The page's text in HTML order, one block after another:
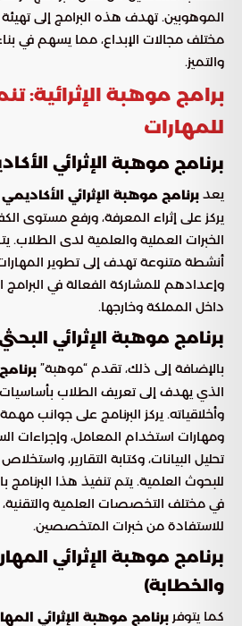
الموهوبين. تهدف هذه البرامج إلى
مختلف مجالات الإبداع، مما يسهم في
والتميز.
برامج موهبة الإثرائية:
للمهارات
برنامج موهبة الإثرائي
يعد برنامج موهبة الإثرائي الأكاديمي
يركز على إثراء المعرفة، ورفع مستوى
الخبرات العملية والعلمية لدى الطلاب.
أنشطة متنوعة تهدف إلى تطوير
وإعدادهم للمشاركة الفعالة في
داخل المملكة وخارجها.
برنامج موهبة الإثرائي
بالإضافة إلى ذلك، تقدم “موهبة”
الذي يهدف إلى تعريف الطلاب
وأخلاقياته. يركز البرنامج على جوانب
ومهارات استخدام المعامل، وإجراءات
تحليل البيانات، وكتابة التقارير،
للبحوث العلمية. يتم تنفيذ هذا
في مختلف التخصصات العلمية
للاستفادة من خبرات المتخصصين.
برنامج موهبة الإثرائي
والخطابة)
كما يتوفر برنامج موهبة الإثرائي